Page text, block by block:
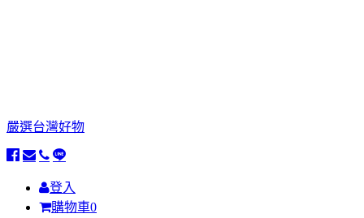
嚴選台灣好物
登入
購物車0